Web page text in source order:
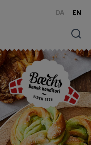
Søg
DA EN